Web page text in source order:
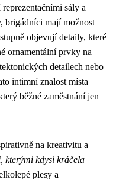
sály a
brigádníci mají možnost
objevují detaily, které
ornamentální prvky na
detailech nebo
intimní znalost místa
běžné zaměstnání jen
na kreativitu a
kterými kdysi kráčela
plesy a